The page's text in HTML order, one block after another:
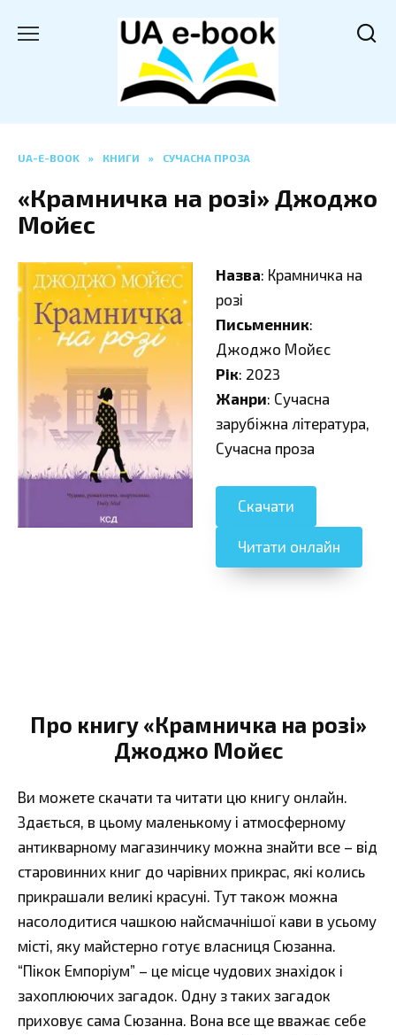
UA-E-BOOK » КНИГИ » СУЧАСНА ПРОЗА
«Крамничка на розі» Джоджо
Мойєс
Назва: Крамничка на
розі
Письменник:
Джоджо Мойєс
Рік: 2023
Жанри: Сучасна
зарубіжна література,
Сучасна проза
Скачати
Читати онлайн
Про книгу «Крамничка на розі»
Джоджо Мойєс
Ви можете скачати та читати цю книгу онлайн.
Здається, в цьому маленькому і атмосферному
антикварному магазинчику можна знайти все – від
старовинних книг до чарівних прикрас, які колись
прикрашали великі красуні. Тут також можна
насолодитися чашкою найсмачнішої кави в усьому
місті, яку майстерно готує власниця Сюзанна.
“Пікок Емпоріум” – це місце чудових знахідок і
захоплюючих загадок. Одну з таких загадок
приховує сама Сюзанна. Вона все ще вважає себе